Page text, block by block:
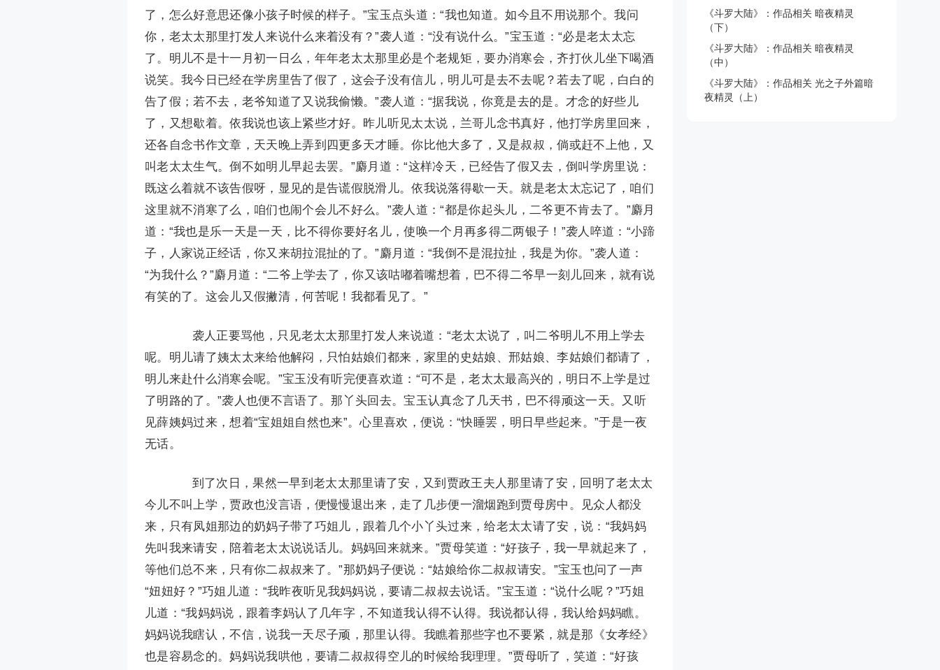
了，怎么好意思还像小孩子时候的样子。”宝玉点头道：“我也知道。如今且不用说那个。我问
你，老太太那里打发人来说什么来着没有？”袭人道：“没有说什么。”宝玉道：“必是老太太忘
了。明儿不是十一月初一日么，年年老太太那里必是个老规矩，要办消寒会，齐打伙儿坐下喝酒
说笑。我今日已经在学房里告了假了，这会子没有信儿，明儿可是去不去呢？若去了呢，白白的
告了假；若不去，老爷知道了又说我偷懒。”袭人道：“据我说，你竟是去的是。才念的好些儿
了，又想歇着。依我说也该上紧些才好。昨儿听见太太说，兰哥儿念书真好，他打学房里回来，
还各自念书作文章，天天晚上弄到四更多天才睡。你比他大多了，又是叔叔，倘或赶不上他，又
叫老太太生气。倒不如明儿早起去罢。”麝月道：“这样冷天，已经告了假又去，倒叫学房里说：
既这么着就不该告假呀，显见的是告谎假脱滑儿。依我说落得歇一天。就是老太太忘记了，咱们
这里就不消寒了么，咱们也闹个会儿不好么。”袭人道：“都是你起头儿，二爷更不肯去了。”麝月
道：“我也是乐一天是一天，比不得你要好名儿，使唤一个月再多得二两银子！”袭人啐道：“小蹄
子，人家说正经话，你又来胡拉混扯的了。”麝月道：“我倒不是混拉扯，我是为你。”袭人道：
“为我什么？”麝月道：“二爷上学去了，你又该咕嘟着嘴想着，巴不得二爷早一刻儿回来，就有说
有笑的了。这会儿又假撇清，何苦呢！我都看见了。”
袭人正要骂他，只见老太太那里打发人来说道：“老太太说了，叫二爷明儿不用上学去
呢。明儿请了姨太太来给他解闷，只怕姑娘们都来，家里的史姑娘、邢姑娘、李姑娘们都请了，
明儿来赴什么消寒会呢。”宝玉没有听完便喜欢道：“可不是，老太太最高兴的，明日不上学是过
了明路的了。”袭人也便不言语了。那丫头回去。宝玉认真念了几天书，巴不得顽这一天。又听
见薛姨妈过来，想着“宝姐姐自然也来”。心里喜欢，便说：“快睡罢，明日早些起来。”于是一夜
无话。
到了次日，果然一早到老太太那里请了安，又到贾政王夫人那里请了安，回明了老太太
今儿不叫上学，贾政也没言语，便慢慢退出来，走了几步便一溜烟跑到贾母房中。见众人都没
来，只有凤姐那边的奶妈子带了巧姐儿，跟着几个小丫头过来，给老太太请了安，说：“我妈妈
先叫我来请安，陪着老太太说说话儿。妈妈回来就来。”贾母笑道：“好孩子，我一早就起来了，
等他们总不来，只有你二叔叔来了。”那奶妈子便说：“姑娘给你二叔叔请安。”宝玉也问了一声
“妞妞好？”巧姐儿道：“我昨夜听见我妈妈说，要请二叔叔去说话。”宝玉道：“说什么呢？”巧姐
儿道：“我妈妈说，跟着李妈认了几年字，不知道我认得不认得。我说都认得，我认给妈妈瞧。
妈妈说我瞎认，不信，说我一天尽子顽，那里认得。我瞧着那些字也不要紧，就是那《女孝经》
也是容易念的。妈妈说我哄他，要请二叔叔得空儿的时候给我理理。”贾母听了，笑道：“好孩
《斗罗大陆》：作品相关 暗夜精灵
（下）
《斗罗大陆》：作品相关 暗夜精灵
（中）
《斗罗大陆》：作品相关 光之子外篇暗
夜精灵（上）